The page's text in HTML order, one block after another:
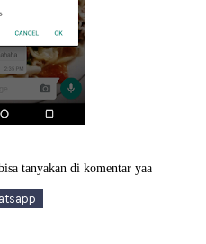
tanyakan di komentar yaa